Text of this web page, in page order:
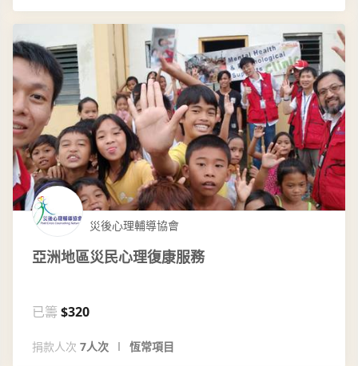
災後心理輔導協會
亞洲地區災民心理復康服務
已籌 $320
捐款人次 7人次 恆常項目